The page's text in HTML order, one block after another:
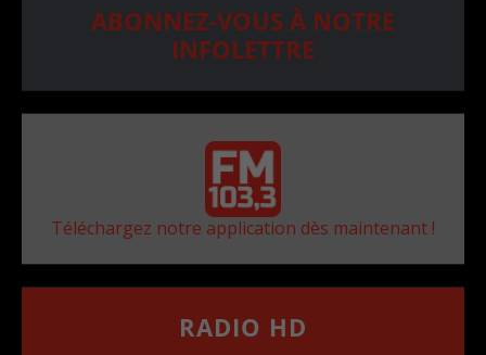
ABONNEZ-VOUS À NOTRE
INFOLETTRE
Téléchargez notre application dès maintenant !
RADIO HD